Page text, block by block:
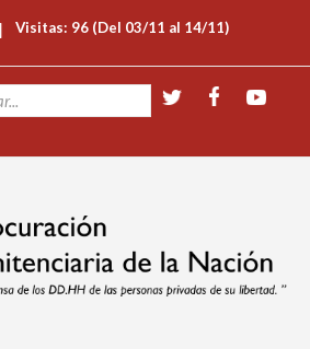
Visitas: 96 (Del 03/11 al 14/11)